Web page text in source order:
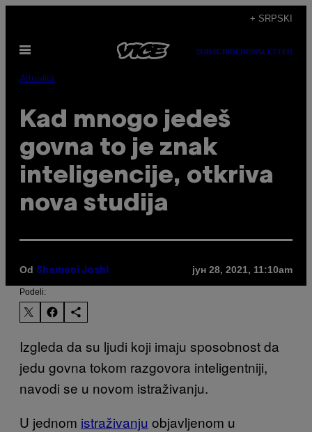
садржај
+ SRPSKI
Otvori
SUBSCRIBENEWSLETTER
Attualità
Kad mnogo jedeš
govna to je znak
inteligencije, otkriva
nova studija
Od Shamani Joshi јун 28, 2021, 11:10am
Podeli:
Izgleda da su ljudi koji imaju sposobnost da
jedu govna tokom razgovora inteligentniji,
navodi se u novom istraživanju.
U jednom istraživanju objavljenom u